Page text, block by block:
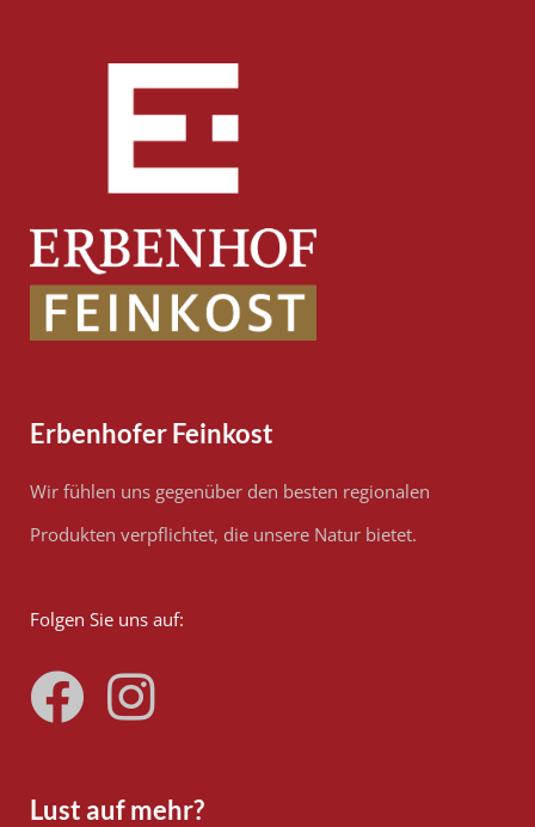
Erbenhofer Feinkost
Wir fühlen uns gegenüber den besten regionalen
Produkten verpflichtet, die unsere Natur bietet.
Folgen Sie uns auf:
Lust auf mehr?